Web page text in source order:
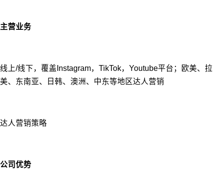
主营业务
线上/线下，覆盖Instagram，TikTok，Youtube平台；欧美、拉
美、东南亚、日韩、澳洲、中东等地区达人营销
达人营销策略
公司优势